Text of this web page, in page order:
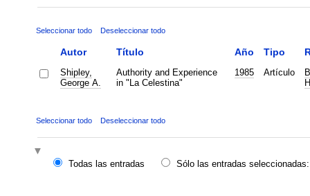
Seleccionar todo Deseleccionar todo
Autor Título Año Tipo
Shipley,
George A.
Authority and Experience
in "La Celestina"
1985 Artículo
Seleccionar todo Deseleccionar todo
Todas las entradas
Sólo las entradas seleccionadas: